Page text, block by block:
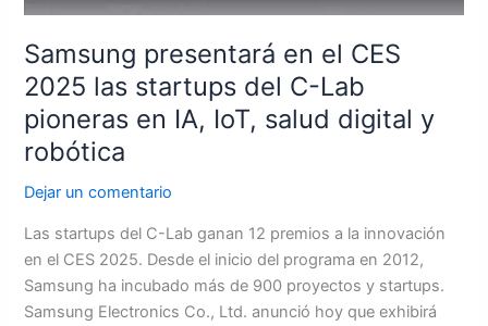
Samsung presentará en el CES
2025 las startups del C-Lab
pioneras en IA, IoT, salud digital y
robótica
Dejar un comentario
Las startups del C-Lab ganan 12 premios a la innovación
en el CES 2025. Desde el inicio del programa en 2012,
Samsung ha incubado más de 900 proyectos y startups.
Samsung Electronics Co., Ltd. anunció hoy que exhibirá
en
IoT,
salud
digital
y
robótica